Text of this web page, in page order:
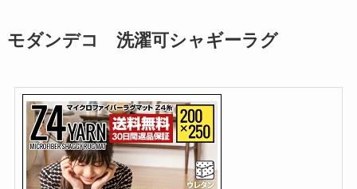
モダンデコ 洗濯可シャギーラグ